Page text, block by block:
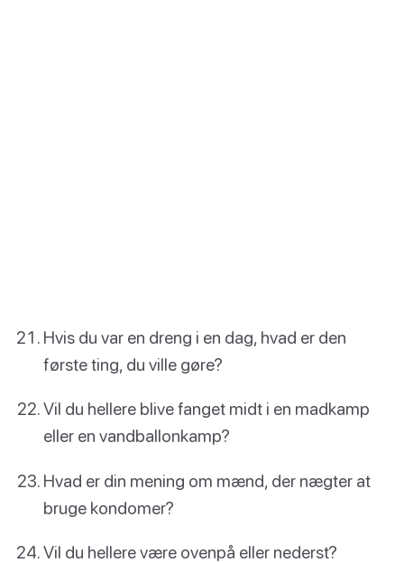
Hvis du var en dreng i en dag, hvad er den
første ting, du ville gøre?
Vil du hellere blive fanget midt i en madkamp
eller en vandballonkamp?
Hvad er din mening om mænd, der nægter at
bruge kondomer?
Vil du hellere være ovenpå eller nederst?